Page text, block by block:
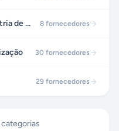
Produtos Químicos para a Indústria de Vidro 8 fornecedores
30 fornecedores
29 fornecedores
categorias